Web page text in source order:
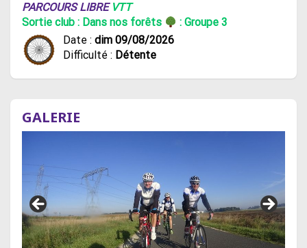
PARCOURS LIBRE VTT
Sortie club : Dans nos forêts
: Groupe 3
Date : dim 09/08/2026
Difficulté : Détente
GALERIE